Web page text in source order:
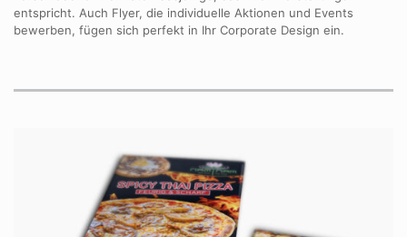
entspricht. Auch Flyer, die individuelle Aktionen und Events
bewerben, fügen sich perfekt in Ihr Corporate Design ein.